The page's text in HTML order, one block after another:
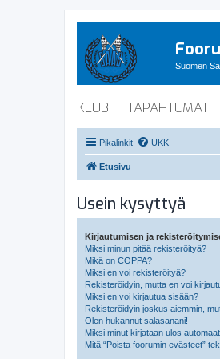
Suomen
KLUBI TAPAHTUMAT
Pikalinkit UKK
Etusivu
Usein kysyttyä
Kirjautumisen ja
Miksi minun pitää rekisteröityä?
Mikä on COPPA?
Miksi en voi rekisteröityä?
Rekisteröidyin, mutta en voi
Miksi en voi kirjautua sisään?
Rekisteröidyin joskus aiemmin,
Olen hukannut salasanani!
Miksi minut kirjataan ulos
Mitä “Poista foorumin evästeet”